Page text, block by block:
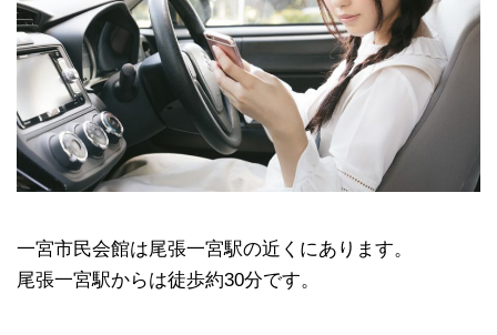
一宮市民会館は尾張一宮駅の近くにあります。
尾張一宮駅からは徒歩約30分です。